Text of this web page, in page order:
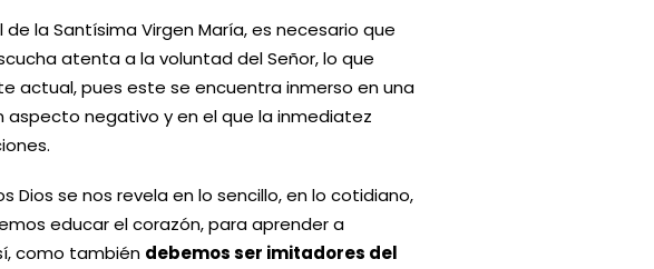
la Santísima Virgen María, es necesario que
atenta a la voluntad del Señor, lo que
actual, pues este se encuentra inmerso en una
negativo y en el que la inmediatez
se nos revela en lo sencillo, en lo cotidiano,
educar el corazón, para aprender a
como también debemos ser imitadores del